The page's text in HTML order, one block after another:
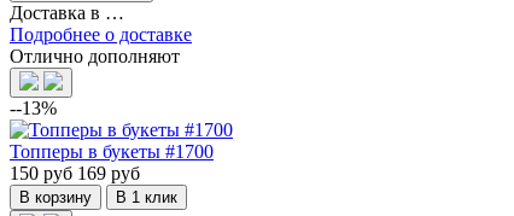
Доставка в …
Подробнее о доставке
Отлично дополняют
--13%
Топперы в букеты #1700
150 руб 169 руб
В корзину В 1 клик